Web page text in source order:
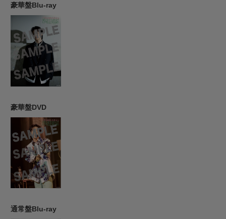
豪華盤Blu-ray
豪華盤DVD
通常盤Blu-ray